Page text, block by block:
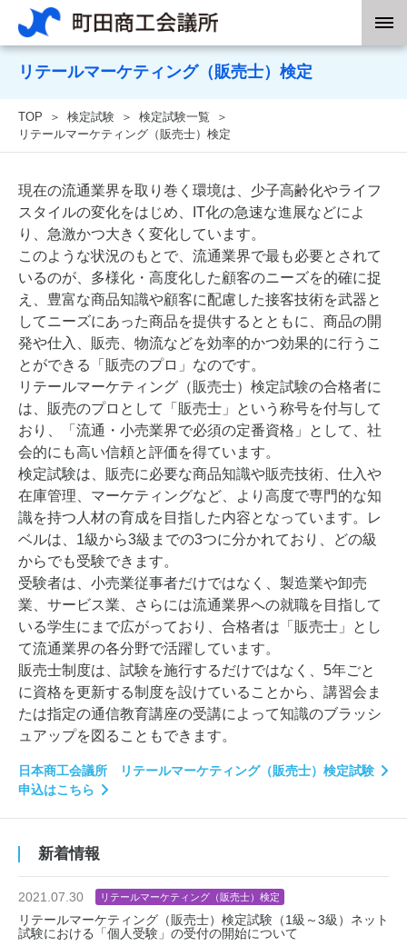
リテールマーケティング（販売士）検定
TOP 検定試験
検定試験一覧
リテールマーケティング（販売士）検定
現在の流通業界を取り巻く環境は、少子高齢化やライフ
スタイルの変化をはじめ、IT化の急速な進展などによ
り、急激かつ大きく変化しています。
このような状況のもとで、流通業界で最も必要とされて
いるのが、多様化・高度化した顧客のニーズを的確に捉
え、豊富な商品知識や顧客に配慮した接客技術を武器と
してニーズにあった商品を提供するとともに、商品の開
発や仕入、販売、物流などを効率的かつ効果的に行うこ
とができる「販売のプロ」なのです。
リテールマーケティング（販売士）検定試験の合格者に
は、販売のプロとして「販売士」という称号を付与して
おり、「流通・小売業界で必須の定番資格」として、社
会的にも高い信頼と評価を得ています。
検定試験は、販売に必要な商品知識や販売技術、仕入や
在庫管理、マーケティングなど、より高度で専門的な知
識を持つ人材の育成を目指した内容となっています。レ
ベルは、1級から3級までの3つに分かれており、どの級
からでも受験できます。
受験者は、小売業従事者だけではなく、製造業や卸売
業、サービス業、さらには流通業界への就職を目指して
いる学生にまで広がっており、合格者は「販売士」とし
て流通業界の各分野で活躍しています。
販売士制度は、試験を施行するだけではなく、5年ごと
に資格を更新する制度を設けていることから、講習会ま
たは指定の通信教育講座の受講によって知識のブラッシ
ュアップを図ることもできます。
日本商工会議所 リテールマーケティング（販売士）検定試験
申込はこちら
新着情報
2021.07.30 リテールマーケティング（販売士）検定
リテールマーケティング（販売士）検定試験（1級～3級）ネット
試験における「個人受験」の受付の開始について